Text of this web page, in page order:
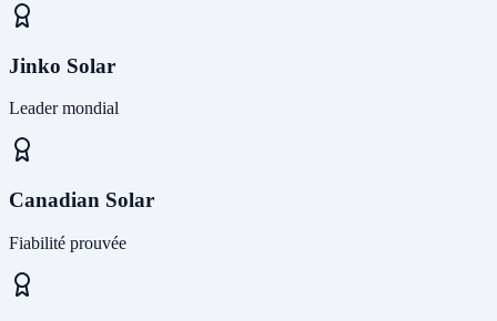
Jinko Solar
Leader mondial
Canadian Solar
Fiabilité prouvée